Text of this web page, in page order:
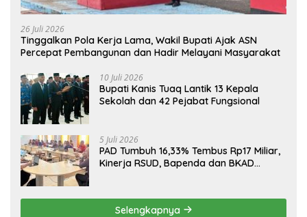
26 Juli 2026
Tinggalkan Pola Kerja Lama, Wakil Bupati Ajak ASN
Percepat Pembangunan dan Hadir Melayani Masyarakat
10 Juli 2026
Bupati Kanis Tuaq Lantik 13 Kepala
Sekolah dan 42 Pejabat Fungsional
5 Juli 2026
PAD Tumbuh 16,33% Tembus Rp17 Miliar,
Kinerja RSUD, Bapenda dan BKAD
Selengkapnya